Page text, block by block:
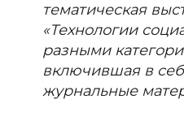
тематическая
«Технологии
разными
включившая в
журнальные